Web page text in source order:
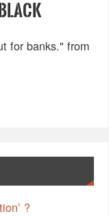
for banks." from
?